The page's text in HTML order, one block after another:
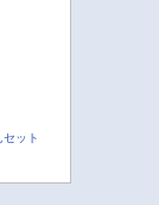
セット